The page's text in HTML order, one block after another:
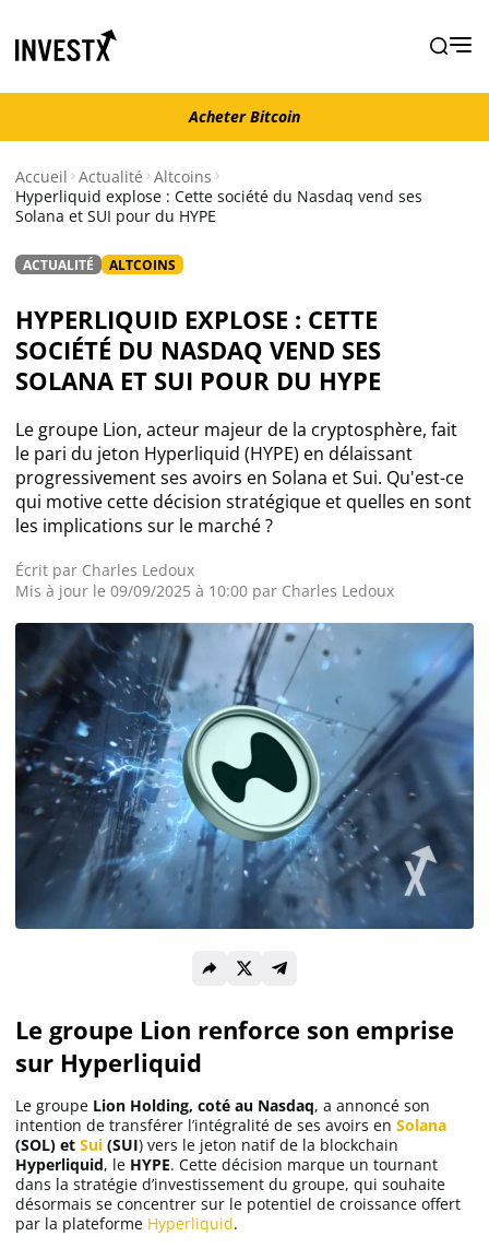
Acheter Bitcoin
Actualité
Actualité Bitcoin
Actualité Ethereum
Actualité Altcoins
Actualité NFT
Actualité Exchanges
Actualité IA
Guides
Acheter Cryptomonnaies
Prédictions
Cryptomonnaies
Bitcoin (BTC)
Ethereum (ETH)
Solana (SOL)
Ripple (XRP)
Dogecoin (DOGE)
Binance Coin (BNB)
Acheter Bitcoin
Accueil Actualité Altcoins
Hyperliquid explose : Cette société du Nasdaq vend ses
Solana et SUI pour du HYPE
ACTUALITÉ ALTCOINS
HYPERLIQUID EXPLOSE : CETTE
SOCIÉTÉ DU NASDAQ VEND SES
SOLANA ET SUI POUR DU HYPE
Le groupe Lion, acteur majeur de la cryptosphère, fait
le pari du jeton Hyperliquid (HYPE) en délaissant
progressivement ses avoirs en Solana et Sui. Qu'est-ce
qui motive cette décision stratégique et quelles en sont
les implications sur le marché ?
Écrit par Charles Ledoux
Mis à jour le 09/09/2025 à 10:00 par Charles Ledoux
Le groupe Lion renforce son emprise
sur Hyperliquid
Le groupe Lion Holding, coté au Nasdaq, a annoncé son
intention de transférer l’intégralité de ses avoirs en Solana
(SOL) et Sui (SUI) vers le jeton natif de la blockchain
Hyperliquid, le HYPE. Cette décision marque un tournant
dans la stratégie d’investissement du groupe, qui souhaite
désormais se concentrer sur le potentiel de croissance offert
par la plateforme Hyperliquid.